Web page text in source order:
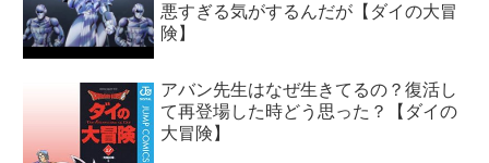
悪すぎる気がするんだが【ダイの大冒
険】
アバン先生はなぜ生きてるの？復活し
て再登場した時どう思った？【ダイの
大冒険】